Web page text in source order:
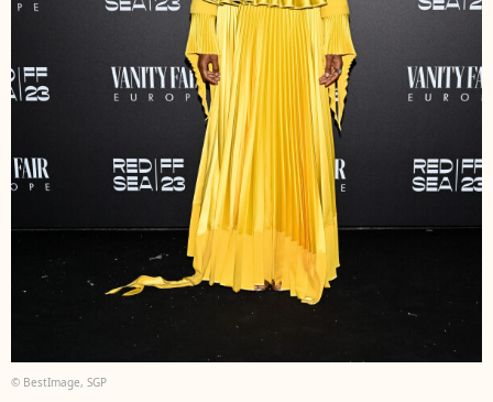
© BestImage, SGP